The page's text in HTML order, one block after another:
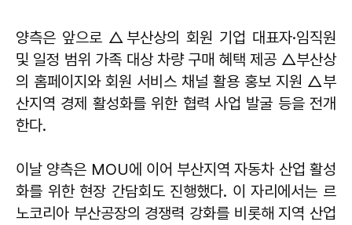
양측은 앞으로 △부산상의 회원 기업 대표자·임직원
및 일정 범위 가족 대상 차량 구매 혜택 제공 △부산상
의 홈페이지와 회원 서비스 채널 활용 홍보 지원 △부
산지역 경제 활성화를 위한 협력 사업 발굴 등을 전개
한다.
이날 양측은 MOU에 이어 부산지역 자동차 산업 활성
화를 위한 현장 간담회도 진행했다. 이 자리에서는 르
노코리아 부산공장의 경쟁력 강화를 비롯해 지역 산업